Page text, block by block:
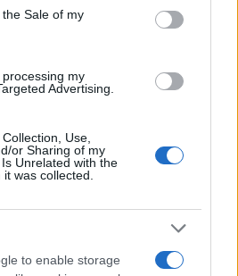
Sale of my
my
Advertising.
Use,
or Sharing of my
Unrelated with the
was collected.
to enable storage